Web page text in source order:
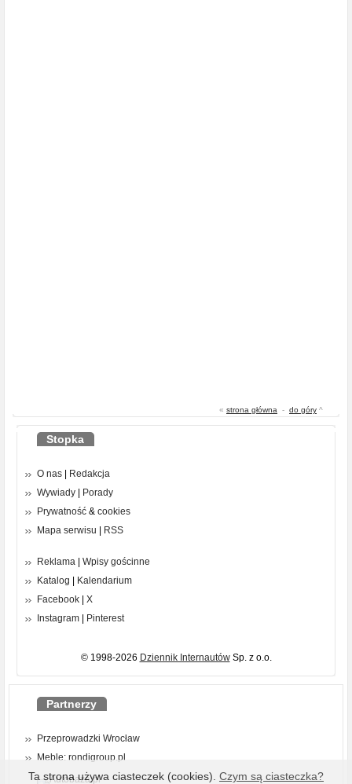
« strona główna - do góry ^
Stopka
O nas
Redakcja
Wywiady
Porady
Prywatność & cookies
Mapa serwisu
RSS
Reklama
Wpisy gościnne
Katalog
Kalendarium
Facebook
X
Instagram
Pinterest
© 1998-2026 Dziennik InternautówSp. z o.o.
Partnerzy
Przeprowadzki Wrocław
Meble: rondigroup.pl
Ta strona używa ciasteczek (cookies). Czym są ciasteczka?